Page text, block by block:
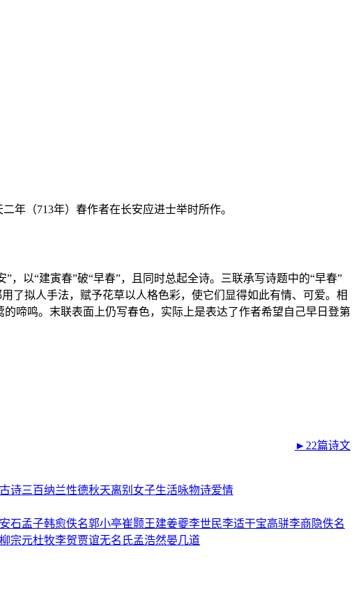
年（713年）春作者在长安应进士举时所作。
，以“建寅春”破“早春”，且同时总起全诗。三联承写诗题中的“早春”
了拟人手法，赋予花草以人格色彩，使它们显得如此有情、可爱。相
啼鸣。末联表面上仍写春色，实际上是表达了作者希望自己早日登第
►22篇诗文
古诗三百纳兰性德秋天离别 女子生活咏物诗爱情
石孟子韩愈佚名郭小亭崔颢王建姜夔李世民李适干宝高骈李商隐佚名
柳宗元杜牧李贺贾谊无名氏孟浩然晏几道